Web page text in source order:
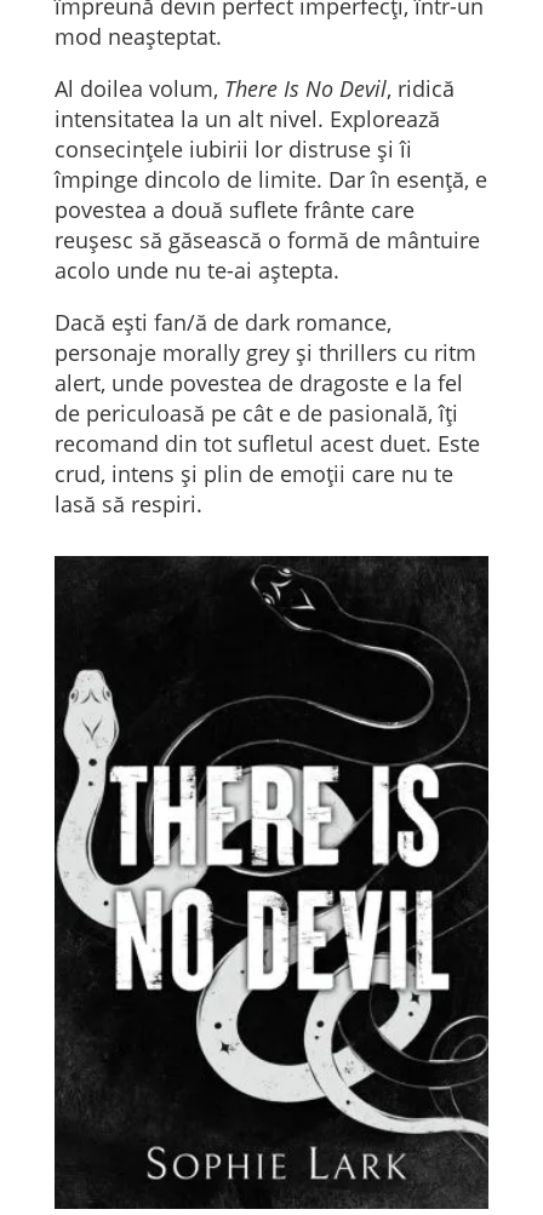
împreună devin perfect imperfecți, într-un
mod neașteptat.
Al doilea volum, There Is No Devil, ridică
intensitatea la un alt nivel. Explorează
consecințele iubirii lor distruse și îi
împinge dincolo de limite. Dar în esență, e
povestea a două suflete frânte care
reușesc să găsească o formă de mântuire
acolo unde nu te-ai aștepta.
Dacă ești fan/ă de dark romance,
personaje morally grey și thrillers cu ritm
alert, unde povestea de dragoste e la fel
de periculoasă pe cât e de pasională, îți
recomand din tot sufletul acest duet. Este
crud, intens și plin de emoții care nu te
lasă să respiri.